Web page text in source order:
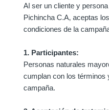
Al ser un cliente y
Pichincha C.A, aceptas
condiciones de la
1. Participantes:
Personas naturales
cumplan con los términos
campaña.